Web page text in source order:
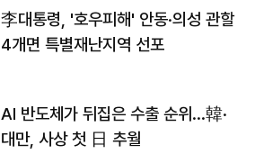
李대통령, '호우피해' 안동·의성 관할
4개면 특별재난지역 선포
AI 반도체가 뒤집은 수출 순위…韓·
대만, 사상 첫 日 추월